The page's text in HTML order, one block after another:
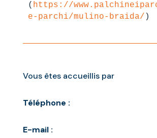
( https://
e-parchi/mulino-braida/ )
Vous êtes accueillis par
Téléphone :
E-mail :